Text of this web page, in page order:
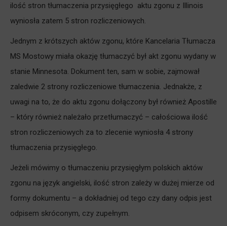
ilość stron tłumaczenia przysięgłego aktu zgonu z Illinois
wyniosła zatem 5 stron rozliczeniowych.
Jednym z krótszych aktów zgonu, które Kancelaria Tłumacza
MS Mostowy miała okazję tłumaczyć był akt zgonu wydany w
stanie Minnesota. Dokument ten, sam w sobie, zajmował
zaledwie 2 strony rozliczeniowe tłumaczenia. Jednakże, z
uwagi na to, że do aktu zgonu dołączony był również Apostille
– który również należało przetłumaczyć – całościowa ilość
stron rozliczeniowych za to zlecenie wyniosła 4 strony
tłumaczenia przysięgłego.
Jeżeli mówimy o tłumaczeniu przysięgłym polskich aktów
zgonu na język angielski, ilość stron zależy w dużej mierze od
formy dokumentu – a dokładniej od tego czy dany odpis jest
odpisem skróconym, czy zupełnym.